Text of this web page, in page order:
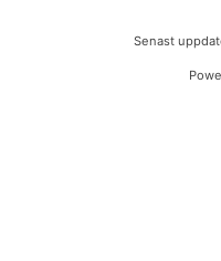
Senast